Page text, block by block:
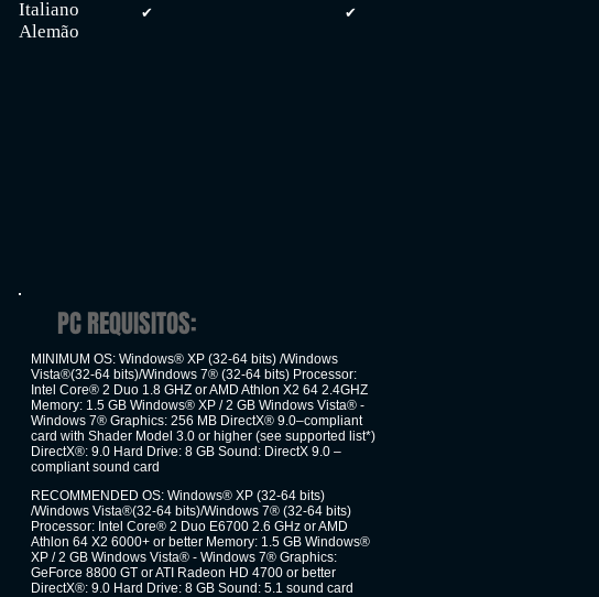
Italiano
Alemão
✔
✔
PC REQUISITOS:
MINIMUM OS: Windows® XP (32-64 bits) /Windows
Vista®(32-64 bits)/Windows 7® (32-64 bits) Processor:
Intel Core® 2 Duo 1.8 GHZ or AMD Athlon X2 64 2.4GHZ
Memory: 1.5 GB Windows® XP / 2 GB Windows Vista® -
Windows 7® Graphics: 256 MB DirectX® 9.0–compliant
card with Shader Model 3.0 or higher (see supported list*)
DirectX®: 9.0 Hard Drive: 8 GB Sound: DirectX 9.0 –
compliant sound card
RECOMMENDED OS: Windows® XP (32-64 bits)
/Windows Vista®(32-64 bits)/Windows 7® (32-64 bits)
Processor: Intel Core® 2 Duo E6700 2.6 GHz or AMD
Athlon 64 X2 6000+ or better Memory: 1.5 GB Windows®
XP / 2 GB Windows Vista® - Windows 7® Graphics:
GeForce 8800 GT or ATI Radeon HD 4700 or better
DirectX®: 9.0 Hard Drive: 8 GB Sound: 5.1 sound card